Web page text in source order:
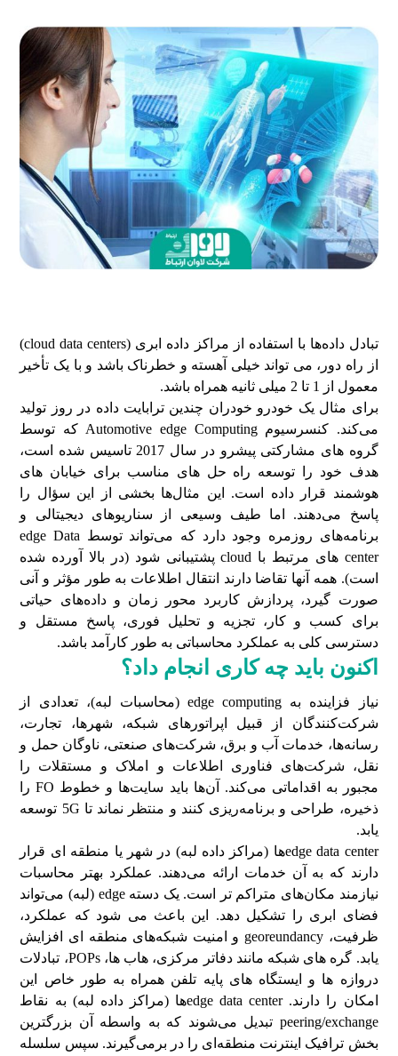
تبادل داده‌ها با استفاده از مراکز داده ابری (cloud data centers)
از راه دور، می تواند خیلی آهسته و خطرناک باشد و با یک تأخیر
معمول از 1 تا 2 میلی ثانیه همراه باشد.
برای مثال یک خودرو خودران چندین ترابایت داده در روز تولید
می‌کند. کنسرسیوم Automotive edge Computing که توسط
گروه های مشارکتی پیشرو در سال 2017 تاسیس شده است،
هدف خود را توسعه راه حل های مناسب برای خیابان های
هوشمند قرار داده است. این مثال‌ها بخشی از این سؤال را
پاسخ می‌دهند. اما طیف وسیعی از سناریوهای دیجیتالی و
برنامه‌های روزمره وجود دارد که می‌تواند توسط edge Data
center های مرتبط با cloud پشتیبانی شود (در بالا آورده شده
است). همه آنها تقاضا دارند انتقال اطلاعات به طور مؤثر و آنی
صورت گیرد، پردازش کاربرد محور زمان و داده‌های حیاتی
برای کسب و کار، تجزیه و تحلیل فوری، پاسخ مستقل و
دسترسی کلی به عملکرد محاسباتی به طور کارآمد باشد.
اکنون باید چه کاری انجام داد؟
نیاز فزاینده به edge computing (محاسبات لبه)، تعدادی از
شرکت‌کنندگان از قبیل اپراتورهای شبکه، شهرها، تجارت،
رسانه‌ها، خدمات آب و برق، شرکت‌های صنعتی، ناوگان حمل و
نقل، شرکت‌های فناوری اطلاعات و املاک و مستقلات را
مجبور به اقداماتی می‌کند. آن‌ها باید سایت‌ها و خطوط FO را
ذخیره، طراحی و برنامه‌ریزی کنند و منتظر نماند تا 5G توسعه
یابد.
edge data centerها (مراکز داده لبه) در شهر یا منطقه ای قرار
دارند که به آن خدمات ارائه می‌دهند. عملکرد بهتر محاسبات
نیازمند مکان‌های متراکم تر است. یک دسته edge (لبه) می‌تواند
فضای ابری را تشکیل دهد. این باعث می شود که عملکرد،
ظرفیت، georeundancy و امنیت شبکه‌های منطقه ای افزایش
یابد. گره های شبکه مانند دفاتر مرکزی، هاب ها، POPs، تبادلات
دروازه ها و ایستگاه های پایه تلفن همراه به طور خاص این
امکان را دارند. edge data centerها (مراکز داده لبه) به نقاط
peering/exchange تبدیل می‌شوند که به واسطه آن بزرگترین
بخش ترافیک اینترنت منطقه‌ای را در برمی‌گیرند. سپس سلسله